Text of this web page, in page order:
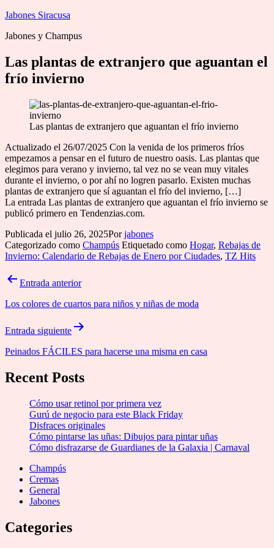
Saltar
contenido
Jabones Siracusa
Jabones y Champus
Las plantas de extranjero que aguantan el
frío invierno
Las plantas de extranjero que aguantan el frío invierno
Actualizado el 26/07/2025 Con la venida de los primeros fríos
empezamos a pensar en el futuro de nuestro oasis. Las plantas que
elegimos para verano y invierno, tal vez no se vean muy vitales
durante el invierno, o por ahí no logren pasarlo. Existen muchas
plantas de extranjero que sí aguantan el frío del invierno, […]
La entrada Las plantas de extranjero que aguantan el frío invierno se
publicó primero en Tendenzias.com.
Publicada el julio 26, 2025Porjabones
Categorizado como Champús Etiquetado como Hogar, Rebajas de
Invierno: Calendario de Rebajas de Enero por Ciudades, TZ Hits
Navegación
entradas
Entrada anterior
Los colores de cuartos para niños y niñas de moda
Entrada siguiente
Peinados FÁCILES para hacerse una misma en casa
Recent Posts
Cómo usar retinol por primera vez
Gurú de negocio para este Black Friday
Disfraces originales
Cómo pintarse las uñas: Dibujos para pintar uñas
Cómo disfrazarse de Guardianes de la Galaxia | Carnaval
Champús
Cremas
General
Jabones
Categories